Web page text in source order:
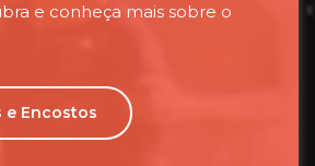
e conheça mais sobre o
e Encostos